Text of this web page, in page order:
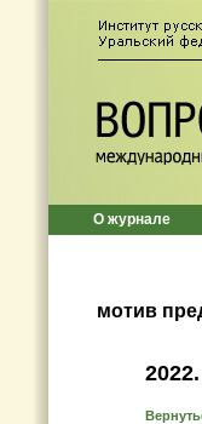
О журнале
мотив